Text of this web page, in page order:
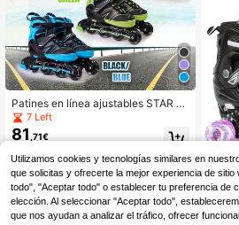
Patines en línea ajustables STAR G
RATIS, ruedas de PU de alta elastici
dad, ruedas con luces, patines, mod
a y genial, cómodos para principian
tes, entrenamiento, zapatos deporti
vos casuales unisex para exteriore
s, adecuados para todas las estacio
nes
7 Left
81 ,71€
ables
LED
41
Utilizamos cookies y tecnologías similares en
que solicitas y ofrecerte la mejor experiencia de
todo", "Aceptar todo" o establecer tu preferencia de
elección. Al seleccionar "Aceptar todo",
que nos ayudan a analizar el tráfico, ofrecer